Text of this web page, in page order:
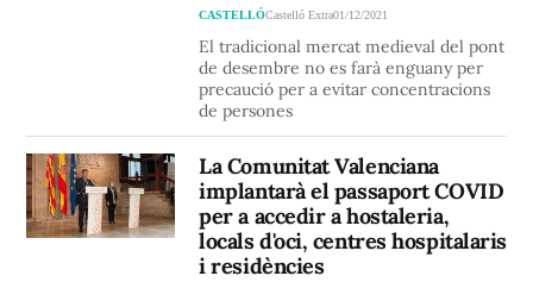
CASTELLÓCastelló Extra01/12/2021
El tradicional mercat medieval del pont
de desembre no es farà enguany per
precaució per a evitar concentracions
de persones
La Comunitat Valenciana
implantarà el passaport COVID
per a accedir a hostaleria,
locals d'oci, centres hospitalaris
i residències